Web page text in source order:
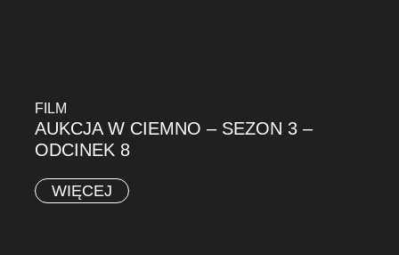
FILM
AUKCJA W CIEMNO – SEZON 3 –
ODCINEK 8
WIĘCEJ